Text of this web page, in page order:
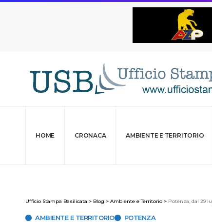
HOME CRONACA AMBIENTE E TERRITORIO
Ufficio Stampa Basilicata > Blog > Ambiente e Territorio > Potenza, dal 29
AMBIENTE E TERRITORIO POTENZA